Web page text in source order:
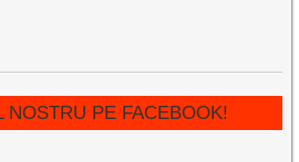
NOSTRU PE FACEBOOK!